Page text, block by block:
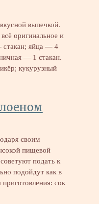
выпечкой.
оригинальное и
стакан; яйца — 4
— 1 стакан.
кукурузный
своим
пищевой
подать к
подойдут как в
приготовления: сок